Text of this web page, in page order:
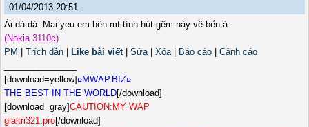
01/04/2013 20:51
Ái dà dà. Mai yeu em bên mf tính hút gêm này về bển à.
(Nokia 3110c)
PM
Trích dẫn Like bài viết| Sửa| Xóa| Báo cáo
Cảnh cáo
[download=yellow] ¤MWAP.BIZ¤
THE BEST IN THE WORLD[/download]
[download=gray]CAUTION:MY WAP
giaitri321.pro[/download]